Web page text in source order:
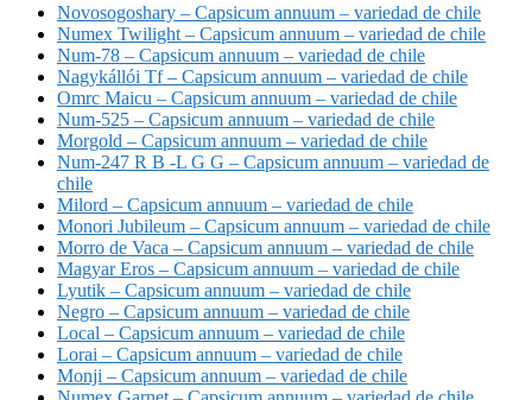
Novosogoshary – Capsicum annuum – variedad de chile
Numex Twilight – Capsicum annuum – variedad de chile
Num-78 – Capsicum annuum – variedad de chile
Nagykállói Tf – Capsicum annuum – variedad de chile
Omrc Maicu – Capsicum annuum – variedad de chile
Num-525 – Capsicum annuum – variedad de chile
Morgold – Capsicum annuum – variedad de chile
Num-247 R B -L G G – Capsicum annuum – variedad de
chile
Milord – Capsicum annuum – variedad de chile
Monori Jubileum – Capsicum annuum – variedad de chile
Morro de Vaca – Capsicum annuum – variedad de chile
Magyar Eros – Capsicum annuum – variedad de chile
Lyutik – Capsicum annuum – variedad de chile
Negro – Capsicum annuum – variedad de chile
Local – Capsicum annuum – variedad de chile
Lorai – Capsicum annuum – variedad de chile
Monji – Capsicum annuum – variedad de chile